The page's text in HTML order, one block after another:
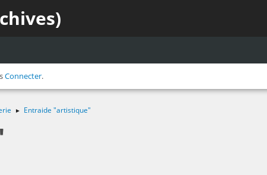
Connecter.
► Entraide "artistique"